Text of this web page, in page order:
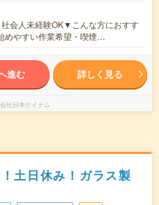
会人未経験OK▼こんな方におすす
めやすい作業希望・喫煙…
進む 詳しく見る
社日本ケイテム
土日休み！ガラス製